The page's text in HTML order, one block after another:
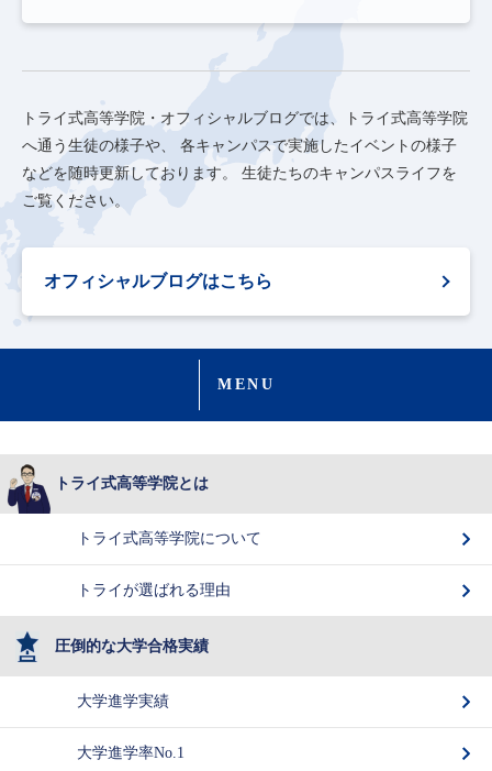
トライ式高等学院・オフィシャルブログでは、トライ式高等学院
へ通う生徒の様子や、
各キャンパスで実施したイベントの様子
などを随時更新しております。
生徒たちのキャンパスライフを
ご覧ください。
オフィシャルブログはこちら
MENU
トライ式高等学院とは
トライ式高等学院について
トライが選ばれる理由
圧倒的な大学合格実績
大学進学実績
大学進学率No.1